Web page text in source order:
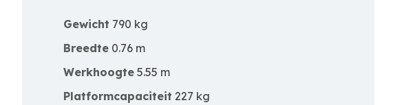
Gewicht 790 kg
Breedte 0.76 m
Werkhoogte 5.55 m
Platformcapaciteit 227 kg